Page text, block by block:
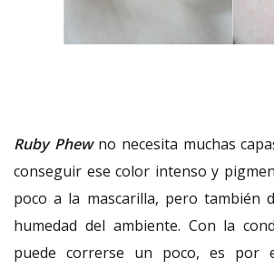
Ruby Phewno necesita muchas
conseguir ese color intenso y
poco a la mascarilla, pero también
humedad del ambiente. Con la
puede correrse un poco, es por